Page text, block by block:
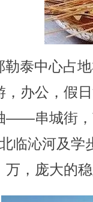
勒泰中心占
，办公，假
——串城街，
临沁河及学
万，庞大的